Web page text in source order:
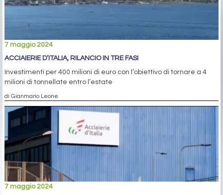
7 maggio 2024
ACCIAIERIE D’ITALIA, RILANCIO IN TRE FASI
Investimenti per 400 milioni di euro con l’obiettivo di tornare a 4
milioni di tonnellate entro l’estate
di Gianmario Leone
7 maggio 2024